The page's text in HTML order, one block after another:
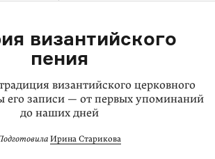
византийского
пения
византийского церковного
его записи — от первых упоминаний
до наших дней
Ирина Старикова